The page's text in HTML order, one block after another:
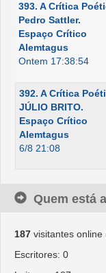
393. A Crítica
Pedro Sattler.
Espaço Crítico
Alemtagus
Ontem 17:38:54
392. A Crítica
JÚLIO BRITO.
Espaço Crítico
Alemtagus
6/8 21:08
Quem está
187 visitantes online
Escritores: 0